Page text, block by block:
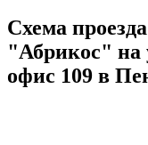
Схема
"Абрикос" на
офис 109 в